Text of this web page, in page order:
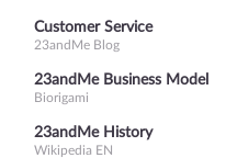
Customer Service
23andMe Blog
23andMe Business Model
Biorigami
23andMe History
Wikipedia EN